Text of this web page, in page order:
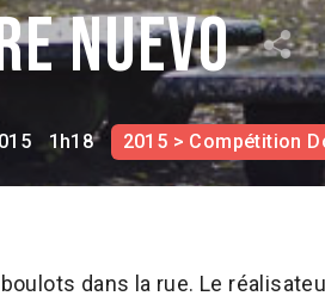
nuevo
1h18 2015 > Compétition
dans la rue. Le